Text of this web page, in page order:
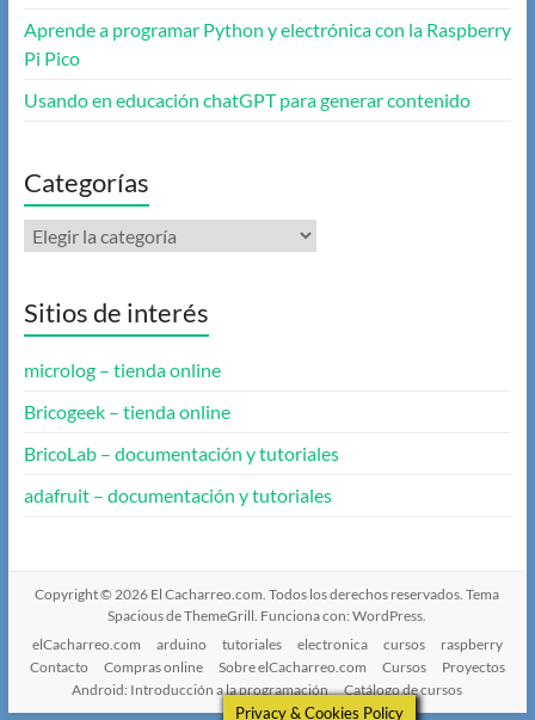
Aprende a programar Python y electrónica con la Raspberry
Pi Pico
Usando en educación chatGPT para generar contenido
Categorías
Categorías
Sitios de interés
microlog – tienda online
Bricogeek – tienda online
BricoLab – documentación y tutoriales
adafruit – documentación y tutoriales
Copyright © 2026 El Cacharreo.com. Todos los derechos reservados. Tema
Spaciousde ThemeGrill. Funciona con:WordPress.
elCacharreo.com
arduino tutoriales electronica cursos
raspberry
Contacto
Compras online Sobre elCacharreo.com Cursos
Proyectos
Android: Introducción a la programación
Catálogo de cursos
Privacy & Cookies Policy